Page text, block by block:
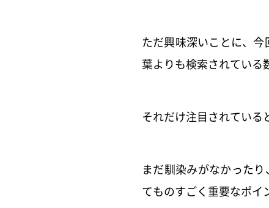
ただ興味深いことに、
葉よりも検索されている
それだけ注目されている
まだ馴染みがなかった
てものすごく重要なポイ